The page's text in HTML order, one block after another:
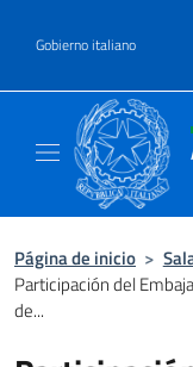
Gobierno italiano
Página de inicio >
Participación del
de...